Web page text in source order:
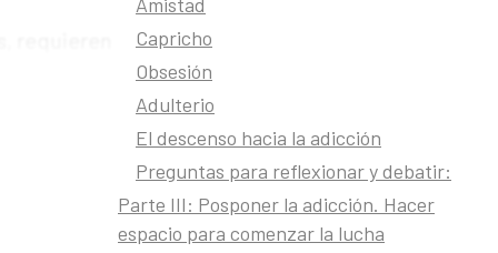
que
incluye
Capricho
Obsesión
Adulterio
El descenso hacia la adicción
Preguntas para reflexionar y debatir:
Parte III: Posponer la adicción. Hacer
espacio para comenzar la lucha